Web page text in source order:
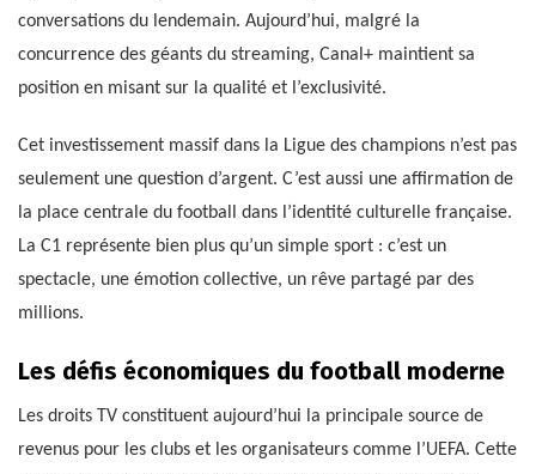
conversations du lendemain. Aujourd’hui, malgré la
concurrence des géants du streaming, Canal+ maintient sa
position en misant sur la qualité et l’exclusivité.
Cet investissement massif dans la Ligue des champions n’est pas
seulement une question d’argent. C’est aussi une affirmation de
la place centrale du football dans l’identité culturelle française.
La C1 représente bien plus qu’un simple sport : c’est un
spectacle, une émotion collective, un rêve partagé par des
millions.
Les défis économiques du football moderne
Les droits TV constituent aujourd’hui la principale source de
revenus pour les clubs et les organisateurs comme l’UEFA. Cette